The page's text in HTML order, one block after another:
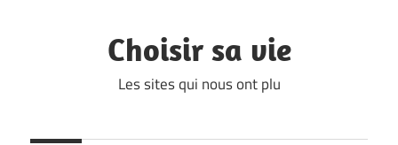
Choisir sa vie
Les sites qui nous ont plu